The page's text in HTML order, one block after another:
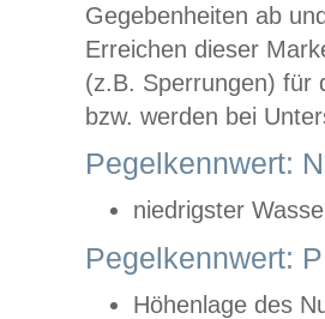
Gegebenheiten ab
Erreichen dieser
(z.B. Sperrungen) für
bzw. werden bei
Pegelkennwert:
niedrigster
Pegelkennwert:
Höhenlage des